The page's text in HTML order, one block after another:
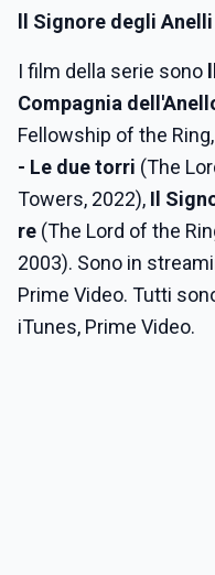
ll Signore degli Anelli
I film della serie sono
Compagnia
Fellowship of the
- Le due torri (The
Towers, 2022), Il
re (The Lord of the
2003). Sono in
Prime Video. Tutti
iTunes, Prime Video.